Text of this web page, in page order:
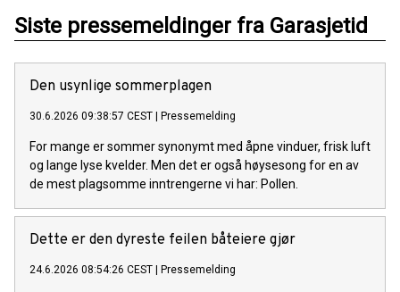
Siste pressemeldinger fra Garasjetid
Den usynlige sommerplagen
30.6.2026 09:38:57 CEST Pressemelding
For mange er sommer synonymt med åpne vinduer, frisk luft
og lange lyse kvelder. Men det er også høysesong for en av
de mest plagsomme inntrengerne vi har: Pollen.
Dette er den dyreste feilen båteiere gjør
24.6.2026 08:54:26 CEST Pressemelding